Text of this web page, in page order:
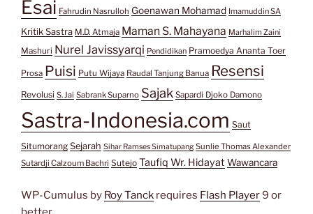
Esai Fahrudin Nasrulloh Goenawan Mohamad Imamuddin SA
Kritik Sastra M.D. Atmaja Maman S. Mahayana Marhalim Zaini
Mashuri Nurel Javissyarqi Pendidikan Pramoedya Ananta Toer
Prosa Puisi Putu Wijaya Raudal Tanjung Banua Resensi
Revolusi S. Jai Sabrank Suparno Sajak Sapardi Djoko Damono
Sastra-Indonesia.com Saut
Situmorang Sejarah Sihar Ramses Simatupang Sunlie Thomas Alexander
Sutardji Calzoum Bachri Sutejo Taufiq Wr. Hidayat Wawancara
WP-Cumulus by Roy Tanck requires Flash Player9 or